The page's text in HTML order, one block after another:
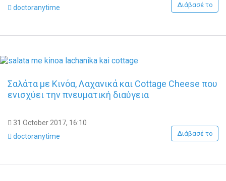
doctoranytime
Διάβασέ το
Σαλάτα με Κινόα, Λαχανικά και Cottage Cheese που
ενισχύει την πνευματική διαύγεια
31 October 2017, 16:10
doctoranytime
Διάβασέ το